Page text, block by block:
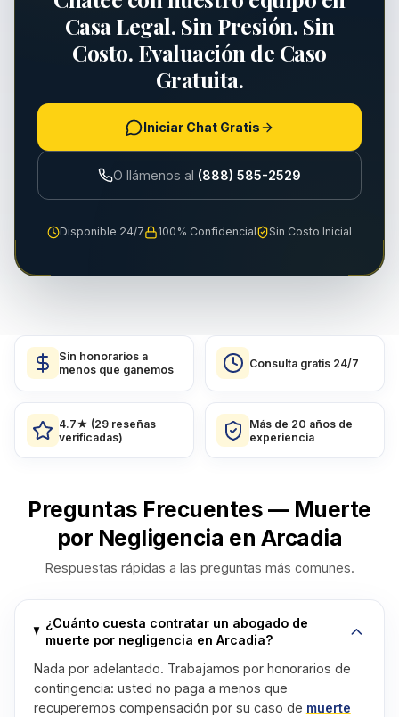
Casa Legal. Sin Presión. Sin
Costo. Evaluación de Caso
Gratuita.
Iniciar Chat Gratis
O llámenos al (888) 585-2529
Disponible 24/7 100% Confidencial Sin Costo Inicial
Sin honorarios a
menos que ganemos
Consulta gratis 24/7
4.7★ (29 reseñas
verificadas)
Más de 20 años de
experiencia
Preguntas Frecuentes — Muerte
por Negligencia en Arcadia
Respuestas rápidas a las preguntas más comunes.
¿Cuánto cuesta contratar un abogado de
muerte por negligencia en Arcadia?
Nada por adelantado. Trabajamos por honorarios de
contingencia: usted no paga a menos que
recuperemos compensación por su caso de muerte